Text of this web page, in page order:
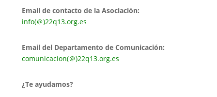
Email de contacto de la Asociación:
info(＠)22q13.org.es
Email del Departamento de Comunicación:
comunicacion(＠)22q13.org.es
¿Te ayudamos?